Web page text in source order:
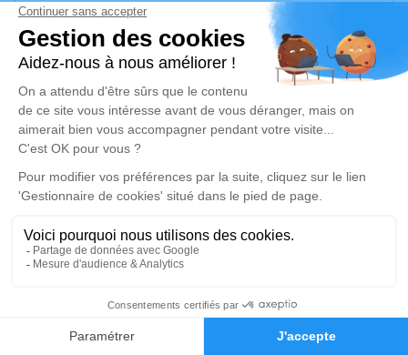
Faire-part Hommages
vos condoléances, partager des photos souvenirs, une
anecdote ou exprimer vos pensées à travers des
poèmes ou des textes. Cet endroit est un lieu
d'expression dédié à honorer la mémoire de Marie-
Paule LAFFITTE.
Un service de plantation d’arbre hommage est
disponible ici
Cérémonie civile
Crématorium de Canet-en-Roussillon
196 Avenue de Perpignan